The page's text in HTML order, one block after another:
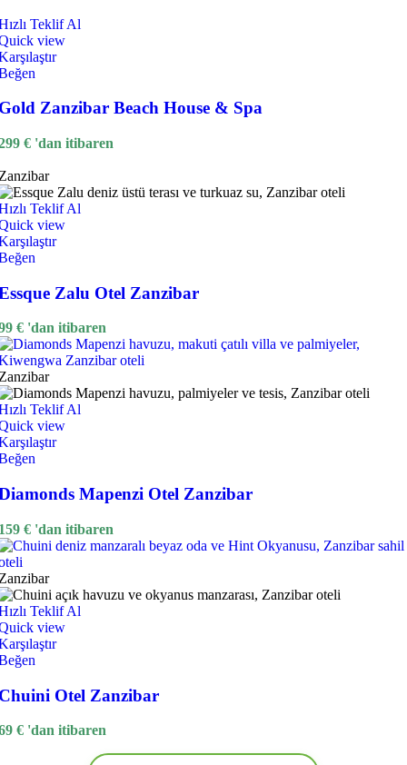
Teklif Al
view
Zanzibar Beach House & Spa
€ 'dan itibaren
Teklif Al
view
Zalu Otel Zanzibar
€ 'dan itibaren
Teklif Al
view
Mapenzi Otel Zanzibar
€ 'dan itibaren
Teklif Al
view
Otel Zanzibar
€ 'dan itibaren